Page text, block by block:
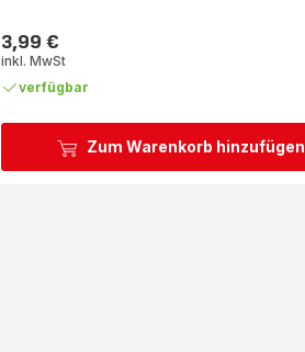
Zum Warenkorb hinzufügen
Preis
3,99 €
inkl. MwSt
verfügbar